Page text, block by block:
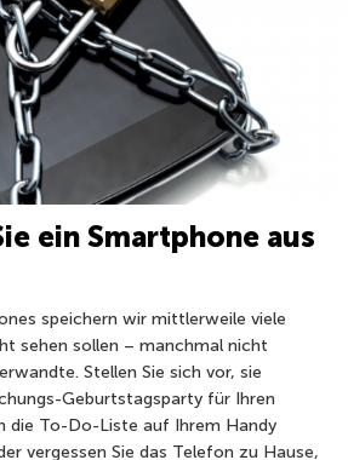
ein Smartphone aus
speichern wir mittlerweile viele
sehen sollen – manchmal nicht
Stellen Sie sich vor, sie
Geburtstagsparty für Ihren
die To-Do-Liste auf Ihrem Handy
vergessen Sie das Telefon zu Hause,